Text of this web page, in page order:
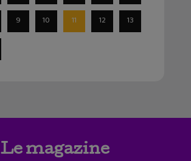
9 10 11 12 13
Le magazine